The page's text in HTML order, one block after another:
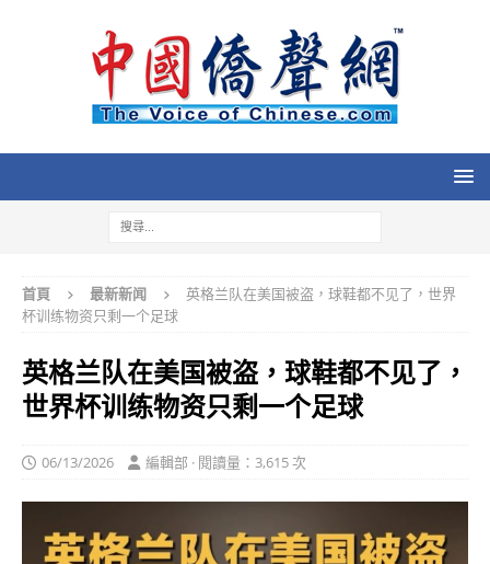
首頁 最新新闻
英格兰队在美国被盗，球鞋都不见了，世界
杯训练物资只剩一个足球
英格兰队在美国被盗，球鞋都不见了，
世界杯训练物资只剩一个足球
06/13/2026 編輯部 · 閱讀量：3,615 次